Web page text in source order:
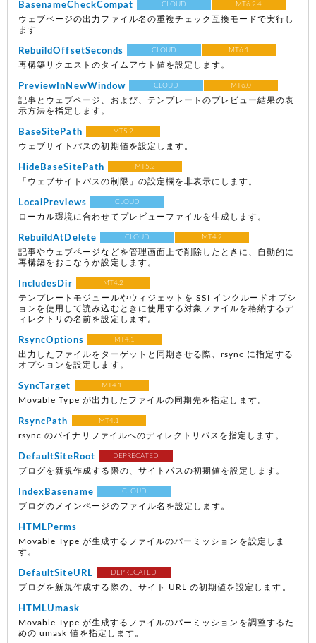
BasenameCheckCompat CLOUD MT6.2.4
ウェブページの出力ファイル名の重複チェック互換モードで実行し
ます
RebuildOffsetSeconds CLOUD MT6.1
再構築リクエストのタイムアウト値を設定します。
PreviewInNewWindow CLOUD MT6.0
記事とウェブページ、および、テンプレートのプレビュー結果の表
示方法を指定します。
BaseSitePath MT5.2
ウェブサイトパスの初期値を設定します。
HideBaseSitePath MT5.2
「ウェブサイトパスの制限」の設定欄を非表示にします。
LocalPreviews CLOUD
ローカル環境に合わせてプレビューファイルを生成します。
RebuildAtDelete CLOUD MT4.2
記事やウェブページなどを管理画面上で削除したときに、自動的に
再構築をおこなうか設定します。
IncludesDir MT4.2
テンプレートモジュールやウィジェットを SSI インクルードオプシ
ョンを使用して読み込むときに使用する対象ファイルを格納するデ
ィレクトリの名前を設定します。
RsyncOptions MT4.1
出力したファイルをターゲットと同期させる際、rsync に指定する
オプションを設定します。
SyncTarget MT4.1
Movable Type が出力したファイルの同期先を指定します。
RsyncPath MT4.1
rsync のバイナリファイルへのディレクトリパスを指定します。
DefaultSiteRoot DEPRECATED
ブログを新規作成する際の、サイトパスの初期値を設定します。
IndexBasename CLOUD
ブログのメインページのファイル名を設定します。
HTMLPerms
Movable Type が生成するファイルのパーミッションを設定しま
す。
DefaultSiteURL DEPRECATED
ブログを新規作成する際の、サイト URL の初期値を設定します。
HTMLUmask
Movable Type が生成するファイルのパーミッションを調整するた
めの umask 値を指定します。